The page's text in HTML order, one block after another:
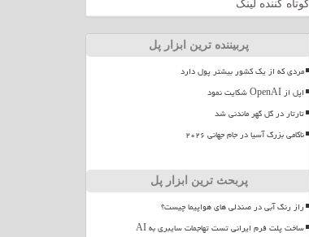
کوتاه کننده لینک
پربیننده ترین ابزار پل
مردی که از یک کشور بیشتر پول دارد
اپل از OpenAI شکایت نمود
تارتار در گل گهر ماندنی شد
ناکامی بزرگ آسیا در جام جهانی ۲۰۲۶
پربحث ترین ابزار پل
راز رنگ آبی در صندلی های هواپیما چیست؟
ساخت پلت فرم ایرانی تست تهاجمات سایبری به AI